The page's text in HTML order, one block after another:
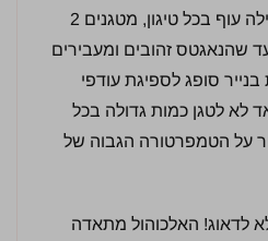
כ – 6 חתיכות פילה עוף בכל טיגון, מטגנים 2
שהנאגטס זהובים ומעבירים
סופג לספיגת עודפי
לא לטגן כמות גדולה בכל
על הטמפרטורה הגבוה של
לדאוג! האלכוהול מתאדה